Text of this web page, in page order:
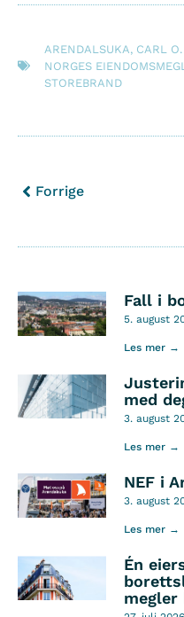
ARENDALSUKA, CARL
NORGES
STOREBRAND
Forrige
Fall i
5. august
Les mer →
med
3. august
Les mer →
NEF i
3. august
Les mer →
Én